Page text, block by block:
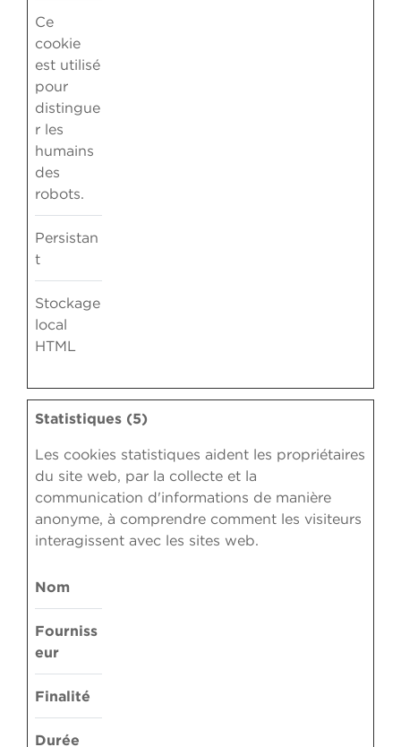
Ce
cookie
est utilisé
pour
distingue
r les
humains
des
robots.
Persistan
t
Stockage
local
HTML
Statistiques (5)
Les cookies statistiques aident les propriétaires
du site web, par la collecte et la
communication d'informations de manière
anonyme, à comprendre comment les visiteurs
interagissent avec les sites web.
Nom
Fourniss
eur
Finalité
Durée